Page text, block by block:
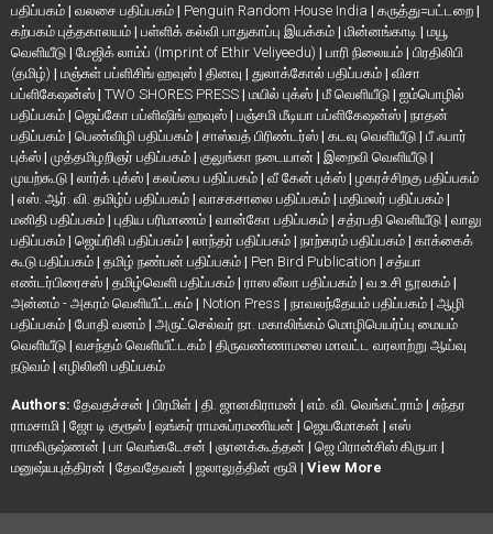
பதிப்பகம் | வலசை பதிப்பகம் | Penguin Random House India | கருத்து=பட்டறை |
கற்பகம் புத்தகாலயம் | பள்ளிக் கல்வி பாதுகாப்பு இயக்கம் | மின்னங்காடி | மயூ
வெளியீடு | மேஜிக் லாம்ப் (Imprint of Ethir Veliyeedu) | பாரி நிலையம் | பிரதிலிபி
(தமிழ்) | மஞ்சுள் பப்ளிசிங் ஹவுஸ் | தினவு | துலாக்கோல் பதிப்பகம் | விசா
பப்ளிகேஷன்ஸ் | TWO SHORES PRESS | மயில் புக்ஸ் | மீ வெளியீடு | ஐம்பொழில்
பதிப்பகம் | ஜெய்கோ பப்ளிஷிங் ஹவுஸ் | பஞ்சமி மீடியா பப்ளிகேஷன்ஸ் | நாதன்
பதிப்பகம் | பெண்விழி பதிப்பகம் | சாஸ்வத் பிரிண்டர்ஸ் | கடவு வெளியீடு | பீ ஃபார்
புக்ஸ் | முத்தமிழறிஞர் பதிப்பகம் | குலுங்கா நடையான் | இறைவி வெளியீடு |
முயற்கூடு | லார்க் புக்ஸ் | கலப்பை பதிப்பகம் | வீ கேன் புக்ஸ் | ழகரச்சிறகு பதிப்பகம்
| எஸ். ஆர். வி. தமிழ்ப் பதிப்பகம் | வாசகசாலை பதிப்பகம் | மதிமலர் பதிப்பகம் |
மனிதி பதிப்பகம் | புதிய பரிமாணம் | வான்கோ பதிப்பகம் | சத்ரபதி வெளியீடு | வாலு
பதிப்பகம் | ஜெய்ரிகி பதிப்பகம் | லாந்தர் பதிப்பகம் | நாற்கரம் பதிப்பகம் | காக்கைக்
கூடு பதிப்பகம் | தமிழ் நண்பன் பதிப்பகம் | Pen Bird Publication | சத்யா
எண்டர்பிரைசஸ் | தமிழ்வெளி பதிப்பகம் | ராஸ லீலா பதிப்பகம் | வ.உ.சி நூலகம் |
அன்னம் - அகரம் வெளியீட்டகம் | Notion Press | நாவலந்தேயம் பதிப்பகம் | ஆழி
பதிப்பகம் | போதி வனம் | அருட்செல்வர் நா. மகாலிங்கம் மொழிபெயர்ப்பு மையம்
வெளியீடு | வசந்தம் வெளியீட்டகம் | திருவண்ணாமலை மாவட்ட வரலாற்று ஆய்வு
நடுவம் | எழிலினி பதிப்பகம்
Authors: தேவதச்சன் | பிரமிள் | தி. ஜானகிராமன் | எம். வி. வெங்கட்ராம் | சுந்தர
ராமசாமி | ஜோ டி குரூஸ் | ஷங்கர் ராமசுப்ரமணியன் | ஜெயமோகன் | எஸ்
ராமகிருஷ்ணன் | பா வெங்கடேசன் | ஞானக்கூத்தன் | ஜெ பிரான்சிஸ் கிருபா |
மனுஷ்யபுத்திரன் | தேவதேவன் | ஜலாலுத்தின் ரூமி | View More